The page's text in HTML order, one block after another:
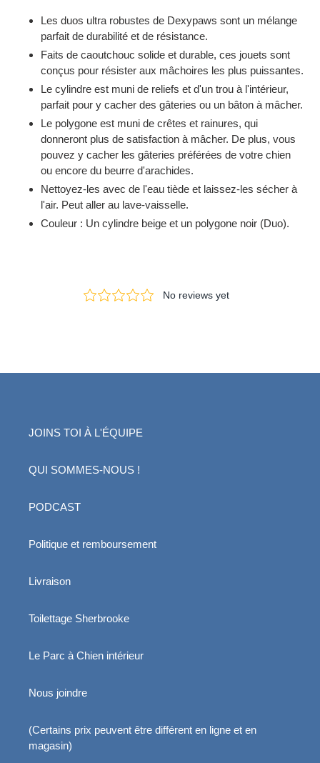
Les duos ultra robustes de Dexypaws sont un mélange
parfait de durabilité et de résistance.
Faits de caoutchouc solide et durable, ces jouets sont
conçus pour résister aux mâchoires les plus puissantes.
Le cylindre est muni de reliefs et d'un trou à l'intérieur,
parfait pour y cacher des gâteries ou un bâton à mâcher.
Le polygone est muni de crêtes et rainures, qui
donneront plus de satisfaction à mâcher. De plus, vous
pouvez y cacher les gâteries préférées de votre chien
ou encore du beurre d'arachides.
Nettoyez-les avec de l'eau tiède et laissez-les sécher à
l'air. Peut aller au lave-vaisselle.
Couleur : Un cylindre beige et un polygone noir (Duo).
JOINS TOI À L'ÉQUIPE
QUI SOMMES-NOUS !
PODCAST
Politique et remboursement
Livraison
Toilettage Sherbrooke
Le Parc à Chien intérieur
Nous joindre
(Certains prix peuvent être différent en ligne et en
magasin)